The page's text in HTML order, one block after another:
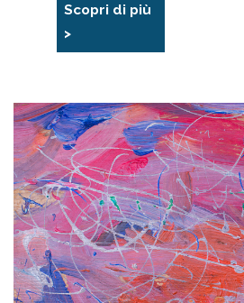
Scopri di più
>